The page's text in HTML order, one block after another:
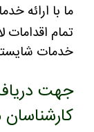
ما با ارائه
تمام اقدامات
خدمات
جهت